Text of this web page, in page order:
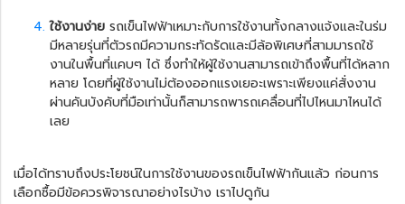
ใช้งานง่าย รถเข็นไฟฟ้าเหมาะกับการใช้งานทั้งกลางแจ้งและในร่ม
มีหลายรุ่นที่ตัวรถมีความกระทัดรัดและมีล้อพิเศษที่สามมารถใช้
งานในพื้นที่แคบๆ ได้ ซึ่งทำให้ผู้ใช้งานสามารถเข้าถึงพื้นที่ได้หลาก
หลาย โดยที่ผู้ใช้งานไม่ต้องออกแรงเยอะเพราะเพียงแค่สั่งงาน
ผ่านคันบังคับที่มือเท่านั้นก็สามารถพารถเคลื่อนที่ไปไหนมาไหนได้
เลย
เมื่อได้ทราบถึงประโยชน์ในการใช้งานของรถเข็นไฟฟ้ากันแล้ว ก่อนการ
เลือกซื้อมีข้อควรพิจารณาอย่างไรบ้าง เราไปดูกัน